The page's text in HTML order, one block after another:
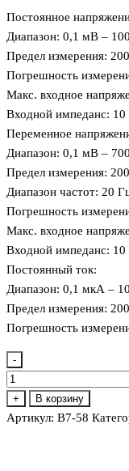
Постоянное
Диапазон: 0,1 мВ –
Предел измерения:
Погрешность
Макс. входное
Входной импеданс:
Переменное
Диапазон: 0,1 мВ –
Предел измерения:
Диапазон частот: 20
Погрешность
Макс. входное
Входной импеданс:
Постоянный ток:
Диапазон: 0,1 мкА –
Предел измерения:
Погрешность
-
Количество
товара
В7-
+ В корзину
Артикул: В7-58